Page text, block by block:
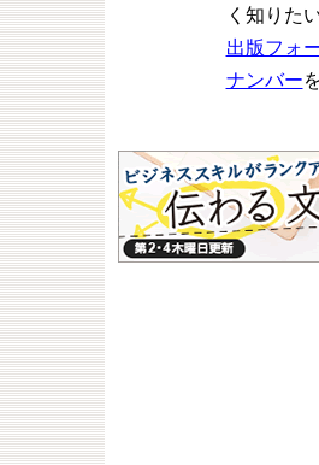
く知りた
出版フォ
ナンバー